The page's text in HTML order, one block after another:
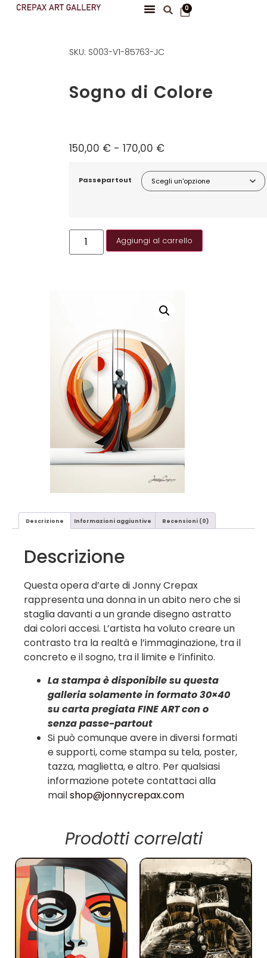
0
SKU: S003-V1-85763-JC
Sogno di Colore
150,00 € - 170,00 €
Passepartout
Aggiungi al carrello
Descrizione Informazioni aggiuntive Recensioni (0)
Descrizione
Questa opera d’arte di Jonny Crepax
rappresenta una donna in un abito nero che si
staglia davanti a un grande disegno astratto
dai colori accesi. L’artista ha voluto creare un
contrasto tra la realtà e l’immaginazione, tra il
concreto e il sogno, tra il limite e l’infinito.
La stampa è disponibile su questa
galleria solamente in formato 30×40
su carta pregiata FINE ART con o
senzapasse-partout
Si può comunque avere in diversi formati
e supporti, come stampa su tela, poster,
tazza, maglietta, e altro. Per qualsiasi
informazione potete contattaci alla
mailshop@jonnycrepax.com
Prodotti correlati